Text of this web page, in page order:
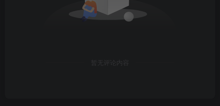
暂无评论内容